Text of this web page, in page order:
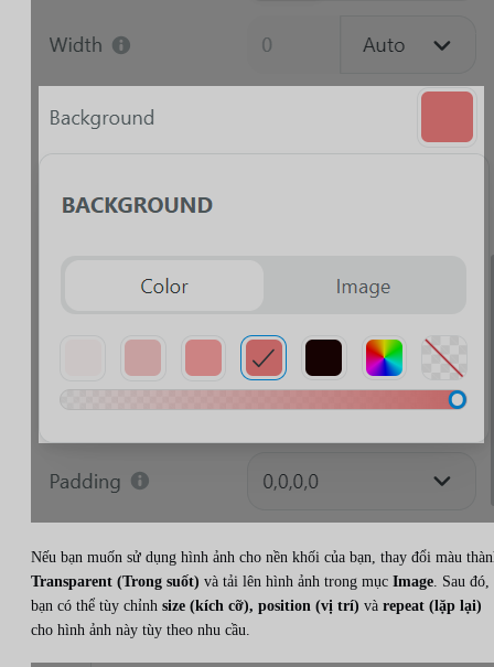
Nếu bạn muốn sử dụng hình ảnh cho nền khối của bạn, thay đổi màu
Transparent (Trong suốt) và tải lên hình ảnh trong mục Image. Sau đó,
bạn có thể tùy chỉnh size (kích cỡ), position (vị trí) và repeat (lặp lại)
cho hình ảnh này tùy theo nhu cầu.